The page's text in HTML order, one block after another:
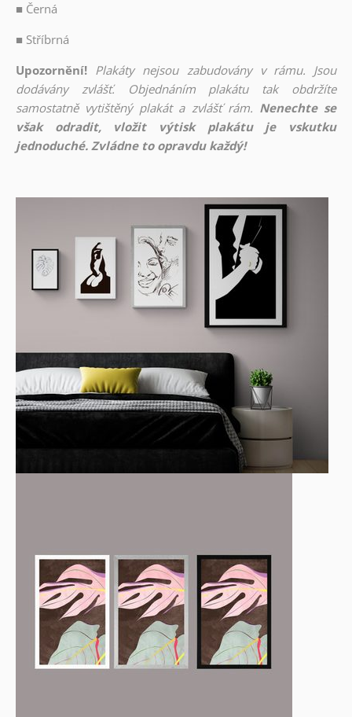
■ Černá
■ Stříbrná
Upozornění! Plakáty nejsou zabudovány v rámu. Jsou
dodávány zvlášť. Objednáním plakátu tak obdržíte
samostatně vytištěný plakát a zvlášť rám. Nenechte se
však odradit, vložit výtisk plakátu je vskutku
jednoduché. Zvládne to opravdu každý!